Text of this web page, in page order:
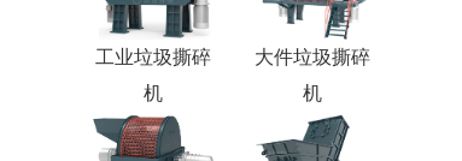
工业垃圾撕碎
机
大件垃圾撕碎
机